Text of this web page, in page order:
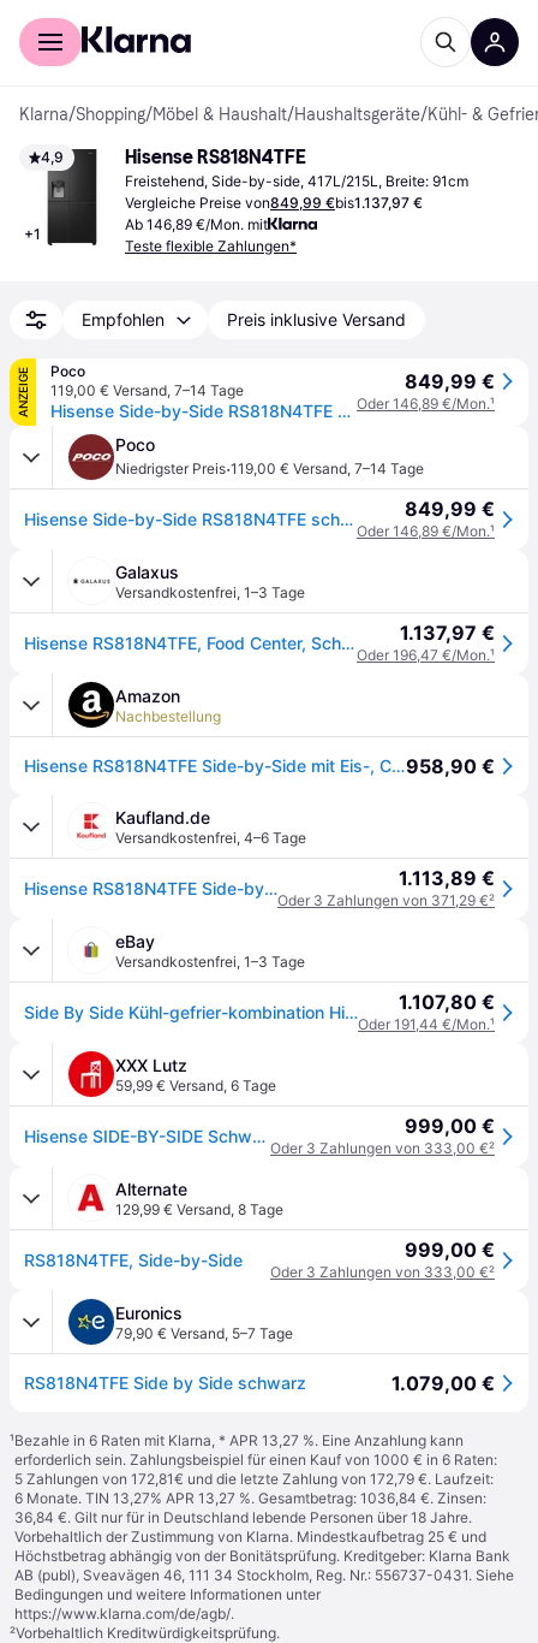
Für Shopper
Klarna/Shopping/Möbel & Haushalt/Haushaltsgeräte/Kühl- &
4,9
+1
Hisense RS818N4TFE
Freistehend, Side-by-side, 417L/215L, Breite: 91cm
Vergleiche Preise von849,99 €bis1.137,97 €
Ab 146,89 €/Mon. mit
Teste flexible Zahlungen*
Empfohlen Preis inklusive Versand
ANZEIGE
Poco
119,00 € Versand, 7–14 Tage
Hisense Side-by-Side RS818N4TFE schwarz B/H/T: ca. 91x179x73 cm
849,99 €
Oder 146,89 €/Mon.¹
Poco
Niedrigster Preis·119,00 € Versand, 7–14 Tage
Hisense Side-by-Side RS818N4TFE schwarz B/H/T: ca. 91x179x73 cm 849,99 €
Oder 146,89 €/Mon.¹
Galaxus
Versandkostenfrei, 1–3 Tage
Hisense RS818N4TFE, Food Center, Schwarz 1.137,97 €
Oder 196,47 €/Mon.¹
Amazon
Nachbestellung
Hisense RS818N4TFE Side-by-Side mit Eis-, Crushed-und Wasserspender/ 632 L/Wassertank/ConnectLife/Inverter/Metal Cooling/Flaschenhalter/Xtra Ruam/BxHxT: 91×179×73cm/ Schwarz [Energieklasse E]958,90 €
Kaufland.de
Versandkostenfrei, 4–6 Tage
Hisense RS818N4TFE Side-by-Side Kühl/Gefrierkombi, NoFrost, Wifi, Eiswürfelspender, schwarz 1.113,89 €
Oder 3 Zahlungen von 371,29 €²
eBay
Versandkostenfrei, 1–3 Tage
Side By Side Kühl-gefrier-kombination Hisense Rs818n4tfe Kühlschrank 179 Cm 1.107,80 €
Oder 191,44 €/Mon.¹
XXX Lutz
59,99 € Versand, 6 Tage
Hisense SIDE-BY-SIDE Schwarz 999,00 €
Oder 3 Zahlungen von 333,00 €²
Alternate
129,99 € Versand, 8 Tage
RS818N4TFE, Side-by-Side 999,00 €
Oder 3 Zahlungen von 333,00 €²
Euronics
79,90 € Versand, 5–7 Tage
RS818N4TFE Side by Side schwarz 1.079,00 €
¹Bezahle in 6 Raten mit Klarna, * APR 13,27 %. Eine Anzahlung kann
erforderlich sein. Zahlungsbeispiel für einen Kauf von 1000 € in 6 Raten:
5 Zahlungen von 172,81€ und die letzte Zahlung von 172,79 €. Laufzeit:
6 Monate. TIN 13,27% APR 13,27 %. Gesamtbetrag: 1036,84 €. Zinsen:
36,84 €. Gilt nur für in Deutschland lebende Personen über 18 Jahre.
Vorbehaltlich der Zustimmung von Klarna. Mindestkaufbetrag 25 € und
Höchstbetrag abhängig von der Bonitätsprüfung. Kreditgeber: Klarna Bank
AB (publ), Sveavägen 46, 111 34 Stockholm, Reg. Nr.: 556737-0431. Siehe
Bedingungen und weitere Informationen unter
https://www.klarna.com/de/agb/.
²Vorbehaltlich Kreditwürdigkeitsprüfung.